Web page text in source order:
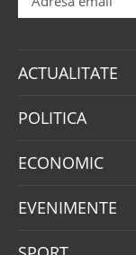
ACTUALITATE
POLITICA
ECONOMIC
EVENIMENTE